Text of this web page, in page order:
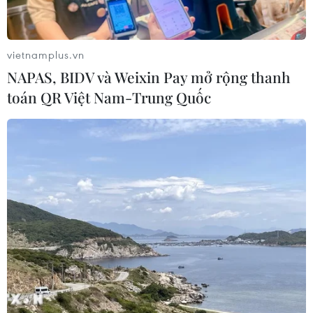
Tổng Biên tập: TRẦN TIẾN DUẨN
Phó Tổng Biên tập: NGUYỄN THỊ TÁM, KHÚC THANH
Sở hữu trí tuệ
Quy định sử dụng
Hỗ trợ
Dịch vụ tin
Quảng cáo
Liên hệ
Giấy phép số: 1374/GP-BTTTT do Bộ Thông tin và Truyền thông
cấp ngày 11/9/2008.
vietnamplus.vn
NAPAS, BIDV và Weixin Pay mở rộng thanh
toán QR Việt Nam-Trung Quốc